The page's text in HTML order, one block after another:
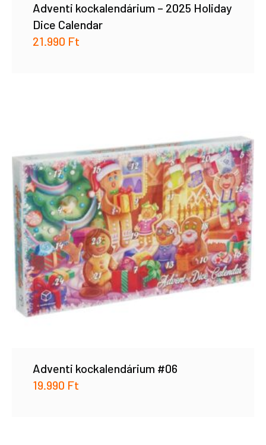
Adventi kockalendárium – 2025 Holiday
Dice Calendar
21.990 Ft
Adventi kockalendárium #06
19.990 Ft